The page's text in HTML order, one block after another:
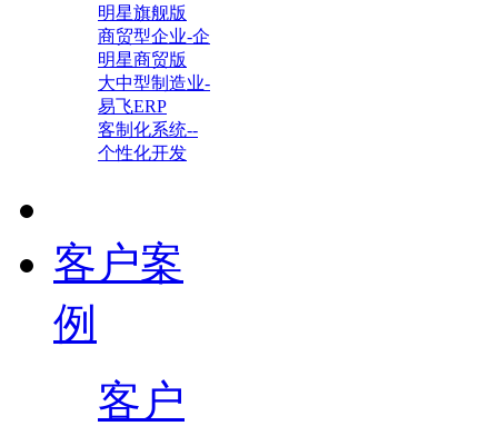
明星旗舰版
商贸型企业-企
明星商贸版
大中型制造业-
易飞ERP
客制化系统--
个性化开发
客户案
例
客户